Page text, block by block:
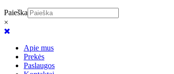
Paieška
×
Apie mus
Prekės
Paslaugos